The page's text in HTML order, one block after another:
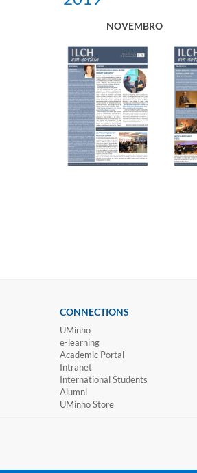
​NOVEMBRO
CONNECTIONS
UMinho
e-learning
Academic Portal
Intranet
International Students
Alumni
UMinho Store